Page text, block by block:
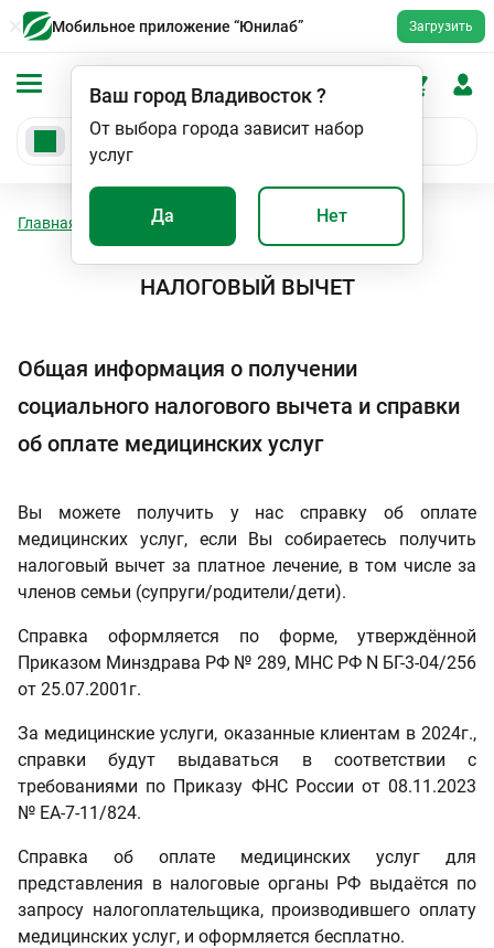
Мобильное приложение “Юнилаб” Загрузить
Ваш город Владивосток?
От выбора города зависит набор
услуг
Да Нет
Главная Налоговый вычет
НАЛОГОВЫЙ ВЫЧЕТ
Общая информация о получении
социального налогового вычета и справки
об оплате медицинских услуг
Вы можете получить у нас справку об оплате
медицинских услуг, если Вы собираетесь получить
налоговый вычет за платное лечение, в том числе за
членов семьи (супруги/родители/дети).
Справка оформляется по форме, утверждённой
Приказом Минздрава РФ № 289, МНС РФ N БГ-3-04/256
от 25.07.2001г.
За медицинские услуги, оказанные клиентам в 2024г.,
справки будут выдаваться в соответствии с
требованиями по Приказу ФНС России от 08.11.2023
№ ЕА-7-11/824.
Справка об оплате медицинских услуг для
представления в налоговые органы РФ выдаётся по
запросу налогоплательщика, производившего оплату
медицинских услуг, и оформляется бесплатно.